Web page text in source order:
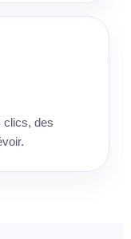
clics, des